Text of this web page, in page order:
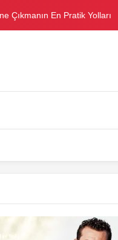
Çıkmanın En Pratik Yolları